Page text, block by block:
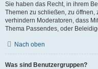
Sie haben das Recht, in ihrem
Themen zu schließen, zu
verhindern Moderatoren, dass
Thema Passendes, oder
Nach oben
Was sind Benutzergruppen?